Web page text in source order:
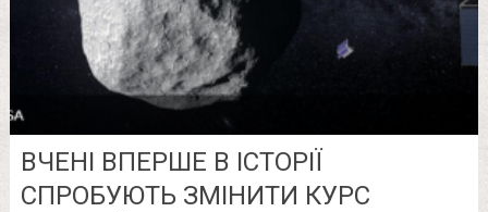
ВЧЕНІ ВПЕРШЕ В ІСТОРІЇ
СПРОБУЮТЬ ЗМІНИТИ КУРС